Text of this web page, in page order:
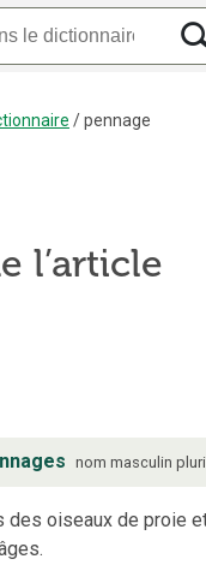
/pennage
l’article
nom masculin
des oiseaux de proie